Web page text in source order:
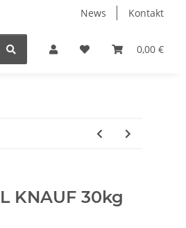
News Kontakt
0,00 €
Fliesen Zubehör Receiver
KNAUF 30kg